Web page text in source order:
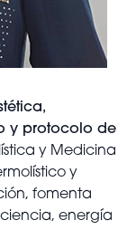
y protocolo de
y Medicina
y
fomenta
energía